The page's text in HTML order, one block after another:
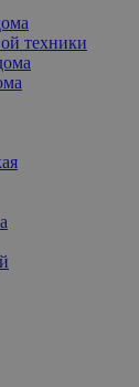
техники